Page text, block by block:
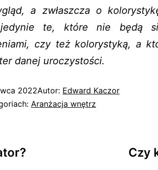
a zwłaszcza o
jedynie te, które nie będą
czy też kolorystyką, a
danej uroczystości.
2022Autor: Edward Kaczor
Aranżacja wnętrz
Czy